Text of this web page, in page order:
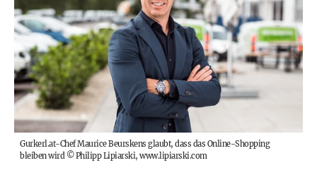
Gurkerl.at-Chef Maurice Beurskens glaubt, dass das Online-Shopping
bleiben wird©Philipp Lipiarski, www.lipiarski.com